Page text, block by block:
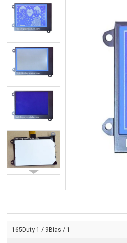
1 / 165Duty 1 / 9Bias